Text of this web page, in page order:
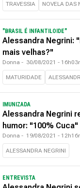
TRAVESSIA NOVELA DAS
"BRASIL É INFANTILOIDE"
Alessandra Negrini:
mais velhas?"
Donna - 30/08/2021 -
MATURIDADE
IMUNIZADA
Alessandra Negrini
humor: "100% Cuca"
Donna - 19/08/2021 -
ALESSANDRA NEGRINI
ENTREVISTA